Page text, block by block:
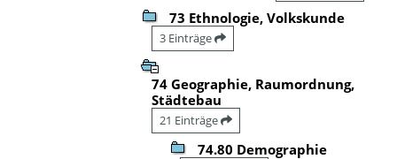
73 Ethnologie, Volkskunde
3 Einträge
74 Geographie, Raumordnung,
Städtebau
21 Einträge
74.80 Demographie